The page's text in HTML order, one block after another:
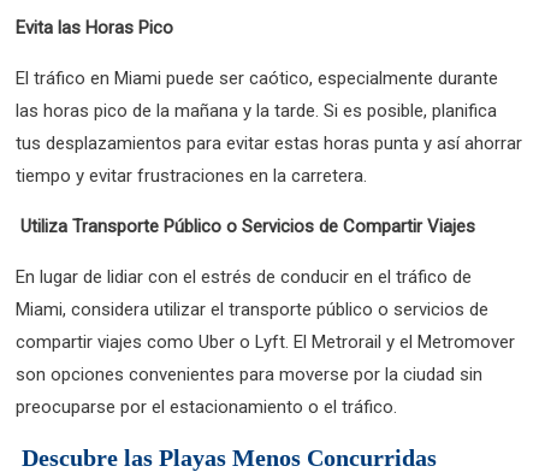
Evita las Horas Pico
El tráfico en Miami puede ser caótico, especialmente durante
las horas pico de la mañana y la tarde. Si es posible, planifica
tus desplazamientos para evitar estas horas punta y así ahorrar
tiempo y evitar frustraciones en la carretera.
Utiliza Transporte Público o Servicios de Compartir Viajes
En lugar de lidiar con el estrés de conducir en el tráfico de
Miami, considera utilizar el transporte público o servicios de
compartir viajes como Uber o Lyft. El Metrorail y el Metromover
son opciones convenientes para moverse por la ciudad sin
preocuparse por el estacionamiento o el tráfico.
Descubre las Playas Menos Concurridas